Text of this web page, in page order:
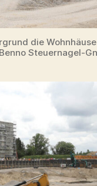
die
Steuernagel-